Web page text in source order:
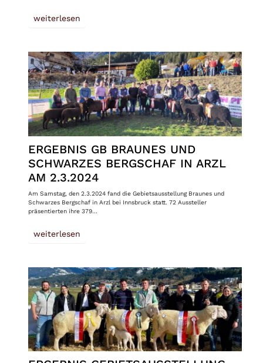
weiterlesen
ERGEBNIS GB BRAUNES UND
SCHWARZES BERGSCHAF IN ARZL
AM 2.3.2024
Am Samstag, den 2.3.2024 fand die Gebietsausstellung Braunes und
Schwarzes Bergschaf in Arzl bei Innsbruck statt. 72 Aussteller
präsentierten ihre 379…
weiterlesen